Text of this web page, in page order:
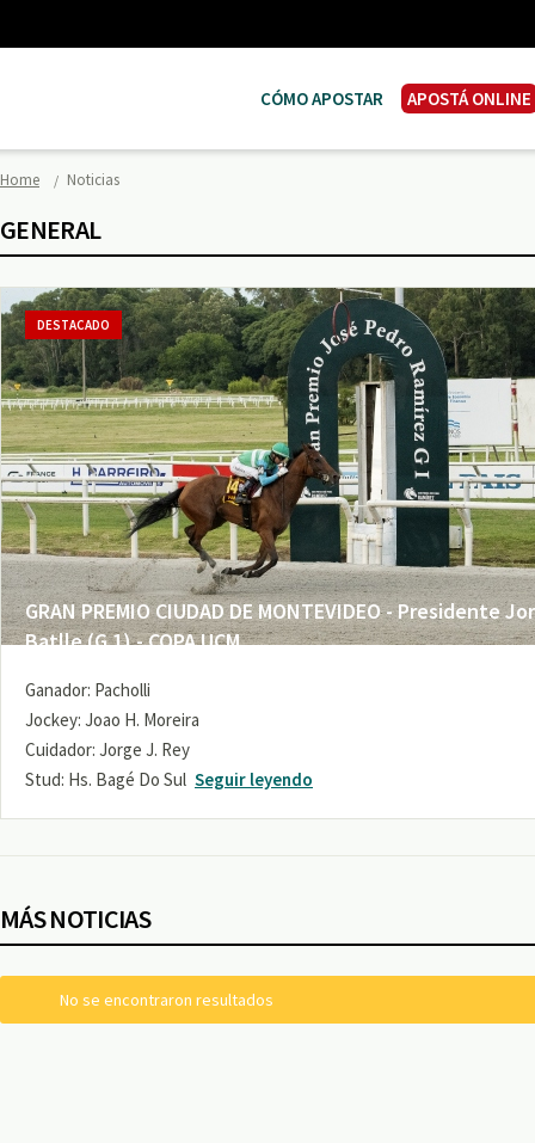
CÓMO APOSTAR APOSTÁ ONLINE
Home Noticias
GENERAL
GRAN PREMIO CIUDAD DE MONTEVIDEO - Presidente
Batlle (G 1) - COPA UCM
DESTACADO
Ganador: Pacholli
Jockey: Joao H. Moreira
Cuidador: Jorge J. Rey
Stud: Hs. Bagé Do Sul Seguir leyendo
MÁS NOTICIAS
No se encontraron resultados